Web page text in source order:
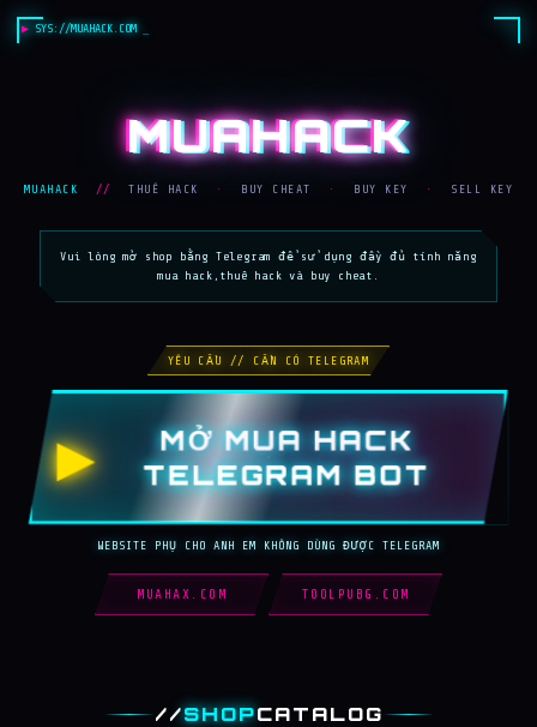
SYS://MUAHACK.COM
MUAHACK
MUAHACK // THUÊ HACK · BUY CHEAT · BUY KEY · SELL KEY
Vui lòng mở shop bằng Telegram để sử dụng đầy đủ tính năng
mua hack,thuê hack và buy cheat.
YÊU CẦU // CẦN CÓ TELEGRAM
▶ MỞ MUA HACK
TELEGRAM BOT
WEBSITE PHỤ CHO ANH EM KHÔNG DÙNG ĐƯỢC TELEGRAM
MUAHAX.COM TOOLPUBG.COM
//SHOPCATALOG